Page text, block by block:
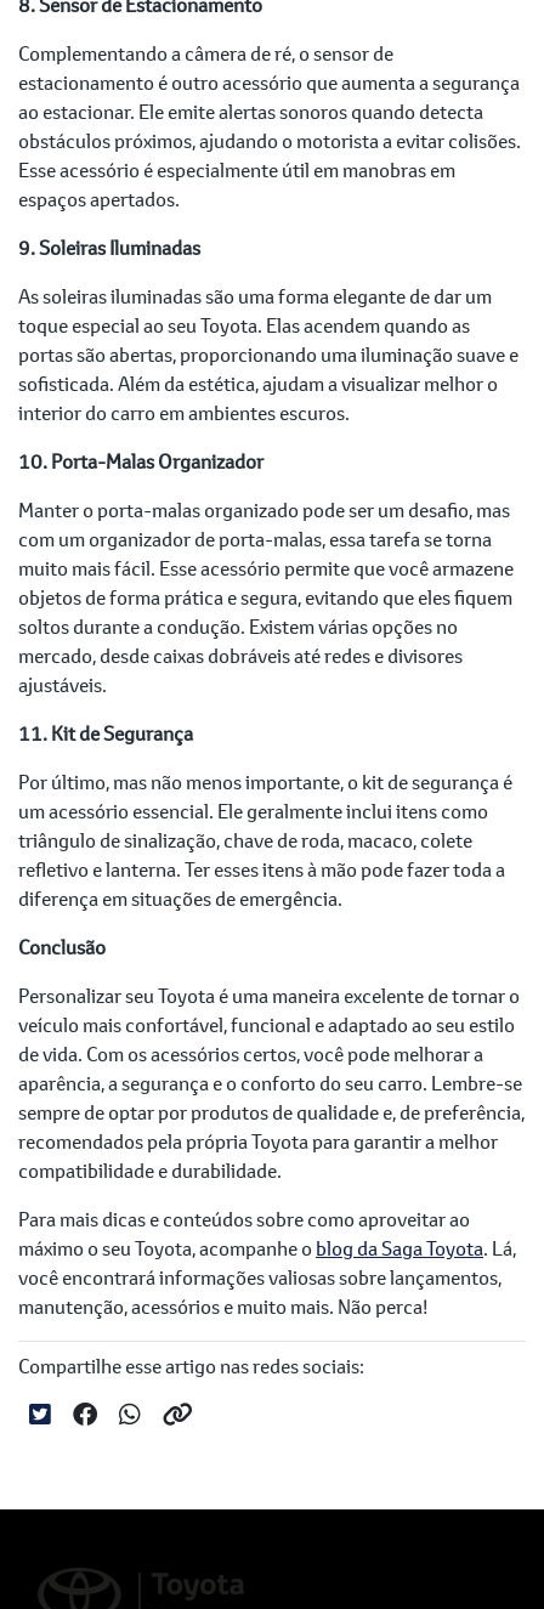
Complementando a câmera de ré, o sensor de
estacionamento é outro acessório que aumenta a segurança
ao estacionar. Ele emite alertas sonoros quando detecta
obstáculos próximos, ajudando o motorista a evitar colisões.
Esse acessório é especialmente útil em manobras em
espaços apertados.
9. Soleiras Iluminadas
As soleiras iluminadas são uma forma elegante de dar um
toque especial ao seu Toyota. Elas acendem quando as
portas são abertas, proporcionando uma iluminação suave e
sofisticada. Além da estética, ajudam a visualizar melhor o
interior do carro em ambientes escuros.
10. Porta-Malas Organizador
Manter o porta-malas organizado pode ser um desafio, mas
com um organizador de porta-malas, essa tarefa se torna
muito mais fácil. Esse acessório permite que você armazene
objetos de forma prática e segura, evitando que eles fiquem
soltos durante a condução. Existem várias opções no
mercado, desde caixas dobráveis até redes e divisores
ajustáveis.
11. Kit de Segurança
Por último, mas não menos importante, o kit de segurança é
um acessório essencial. Ele geralmente inclui itens como
triângulo de sinalização, chave de roda, macaco, colete
refletivo e lanterna. Ter esses itens à mão pode fazer toda a
diferença em situações de emergência.
Conclusão
Personalizar seu Toyota é uma maneira excelente de tornar o
veículo mais confortável, funcional e adaptado ao seu estilo
de vida. Com os acessórios certos, você pode melhorar a
aparência, a segurança e o conforto do seu carro. Lembre-se
sempre de optar por produtos de qualidade e, de preferência,
recomendados pela própria Toyota para garantir a melhor
compatibilidade e durabilidade.
Para mais dicas e conteúdos sobre como aproveitar ao
máximo o seu Toyota, acompanhe o blog da Saga Toyota. Lá,
você encontrará informações valiosas sobre lançamentos,
manutenção, acessórios e muito mais. Não perca!
Compartilhe esse artigo nas redes sociais: